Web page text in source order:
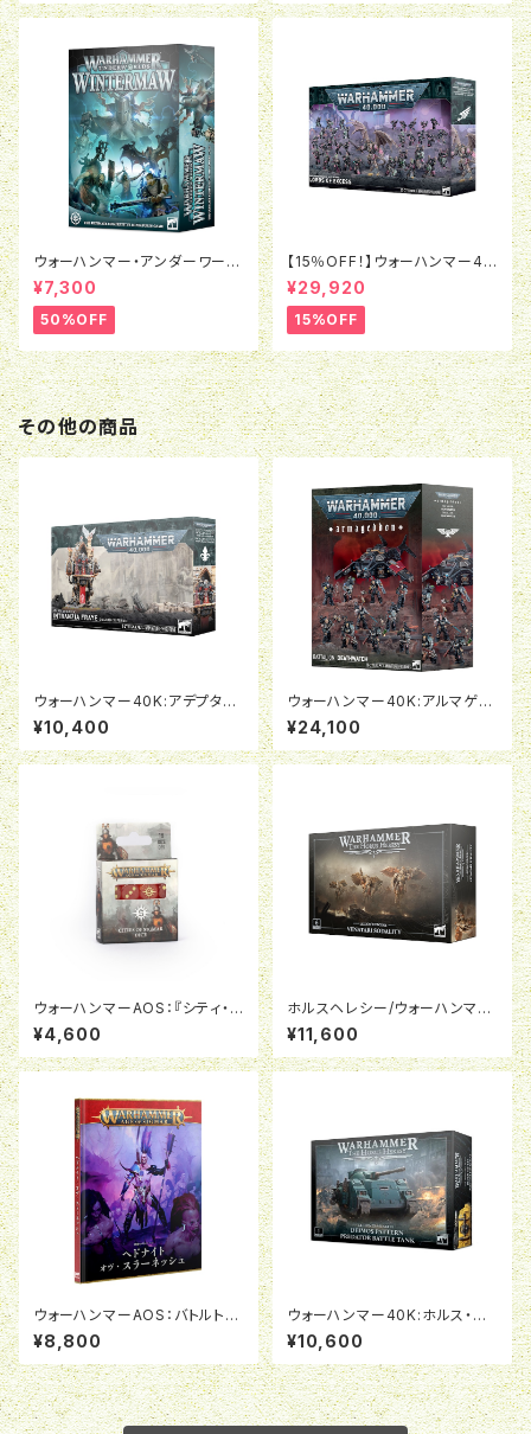
ウォーハンマー・アンダーワール
ド:ウィンターモウ（日本語版）
¥7,300
50%OFF
【15％OFF！】ウォーハンマー40
K:エンペラーズ・チルドレン・バ
トルフォース：悦楽の支配者たち
¥29,920
15%OFF
その他の商品
ウォーハンマー40K:アデプタ・ソ
ロリタス：上級教義修道女イント
ランジア・フレイ
¥10,400
ウォーハンマー40K:アルマゲド
ン・バタリオン：デスウォッチ
¥24,100
ウォーハンマーAOS：『シティ・オ
ヴ・シグマー』ダイス
¥4,600
ホルスヘレシー/ウォーハンマー
40K:レギオ・カストーデス：ヴェ
ナタリ・ソダリティ
¥11,600
ウォーハンマーAOS：バトルトー
ム：ヘドナイト・オヴ・スラーネッ
シュ
¥8,800
ウォーハンマー40K:ホルス・ヘ
レシー:デイモス型プレデター・バ
トルタンク
¥10,600